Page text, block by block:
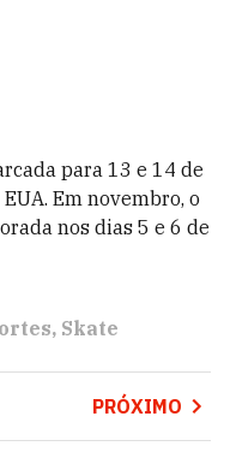
para 13 e 14 de
Em novembro, o
nos dias 5 e 6 de
Skate
PRÓXIMO